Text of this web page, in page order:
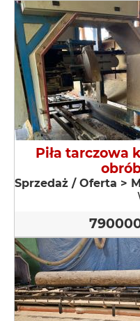
Piła tarczowa
Sprzedaż / Oferta >